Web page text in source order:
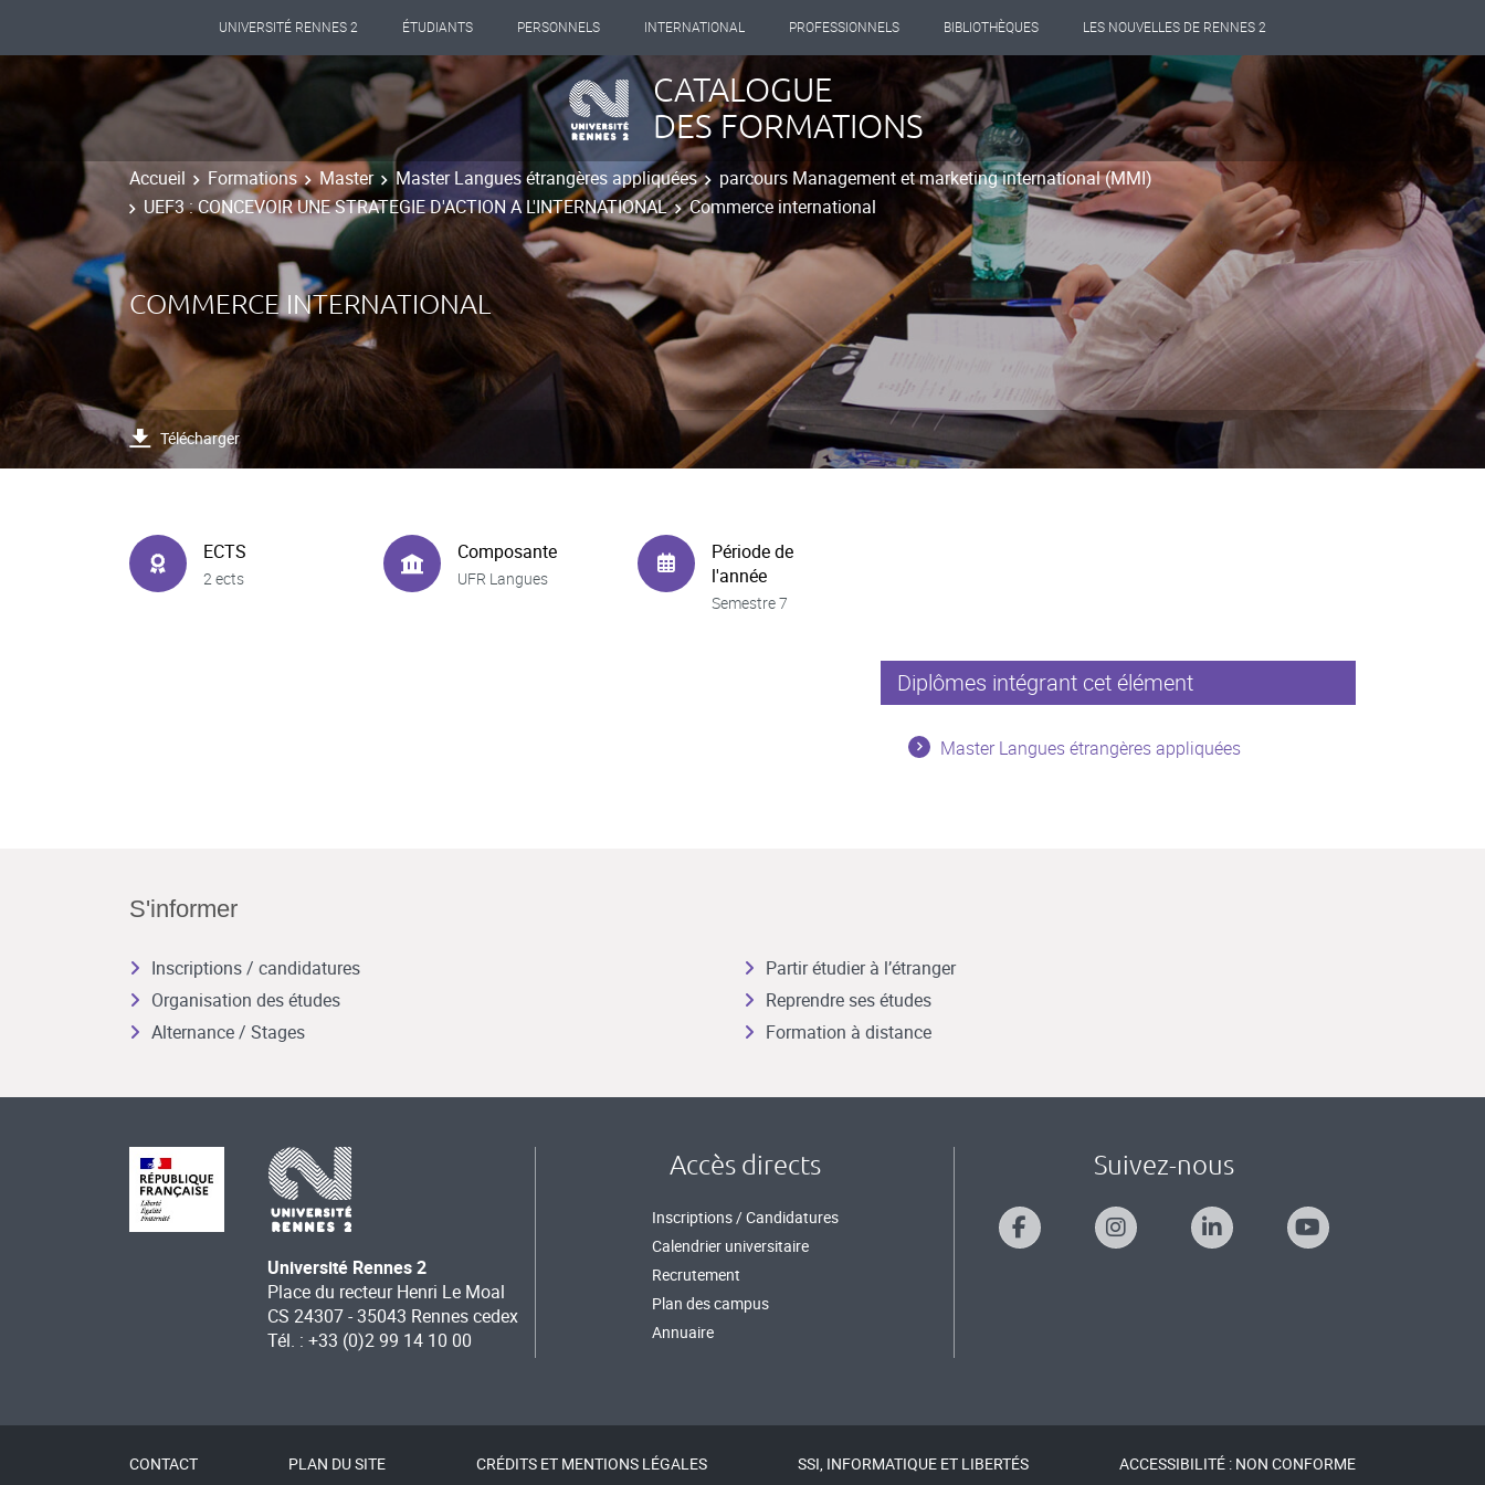
UNIVERSITÉ RENNES 2 ÉTUDIANTS PERSONNELS INTERNATIONAL PROFESSIONNELS BIBLIOTHÈQUES LES NOUVELLES DE RENNES 2
CATALOGUE
DES FORMATIONS
Accueil Formations Master Master Langues étrangères appliquées
parcours Management et marketing international (MMI)
UEF3 : CONCEVOIR UNE STRATEGIE D'ACTION A L'INTERNATIONAL
Commerce international
COMMERCE INTERNATIONAL
Télécharger
ECTS
2 ects
Composante
UFR Langues
Période de
l'année
Semestre 7
Diplômes intégrant cet élément
Master Langues étrangères appliquées
S'informer
Inscriptions / candidatures
Organisation des études
Alternance / Stages
Partir étudier à l’étranger
Reprendre ses études
Formation à distance
Université Rennes 2
Place du recteur Henri Le Moal
CS 24307 - 35043 Rennes cedex
Tél. : +33 (0)2 99 14 10 00
Accès directs
Inscriptions / Candidatures
Calendrier universitaire
Recrutement
Plan des campus
Annuaire
Suivez-nous
CONTACT PLAN DU SITE CRÉDITS ET MENTIONS LÉGALES SSI, INFORMATIQUE ET LIBERTÉS ACCESSIBILITÉ : NON CONFORME